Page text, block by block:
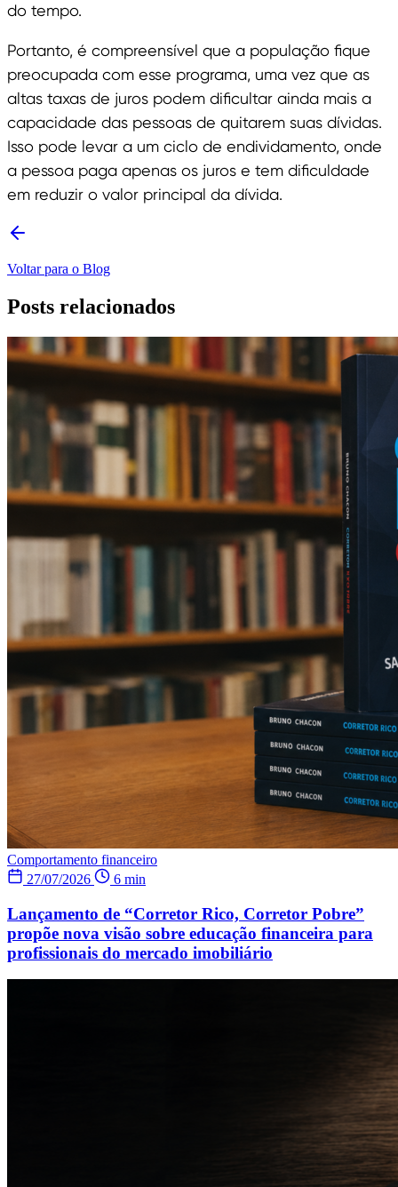
do tempo.
Portanto, é compreensível que a população fique
preocupada com esse programa, uma vez que as
altas taxas de juros podem dificultar ainda mais a
capacidade das pessoas de quitarem suas dívidas.
Isso pode levar a um ciclo de endividamento, onde
a pessoa paga apenas os juros e tem dificuldade
em reduzir o valor principal da dívida.
Voltar para o Blog
Posts relacionados
Comportamento financeiro
27/07/2026
6 min
Lançamento de “Corretor Rico, Corretor Pobre”
propõe nova visão sobre educação financeira para
profissionais do mercado imobiliário